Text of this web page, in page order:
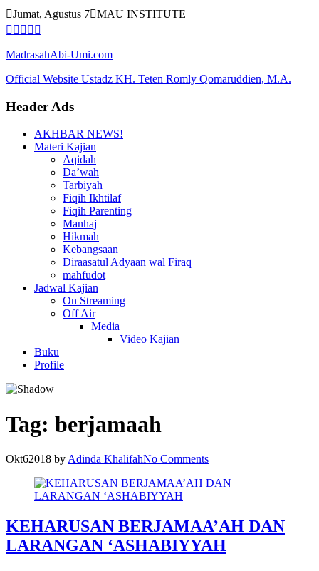
Skip
to
content
Jumat, Agustus 7 MAU INSTITUTE
MadrasahAbi-Umi.com
Official Website Ustadz KH. Teten Romly Qomaruddien, M.A.
Header Ads
AKHBAR NEWS!
Materi Kajian
Aqidah
Da’wah
Tarbiyah
Fiqih Ikhtilaf
Fiqih Parenting
Manhaj
Hikmah
Kebangsaan
Diraasatul Adyaan wal Firaq
mahfudot
Jadwal Kajian
On Streaming
Off Air
Media
Video Kajian
Buku
Profile
Tag: berjamaah
Okt62018 by Adinda KhalifahNo Comments
KEHARUSAN BERJAMAA’AH DAN
LARANGAN ‘ASHABIYYAH